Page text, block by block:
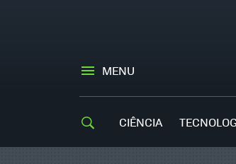
MENU
CIÊNCIA